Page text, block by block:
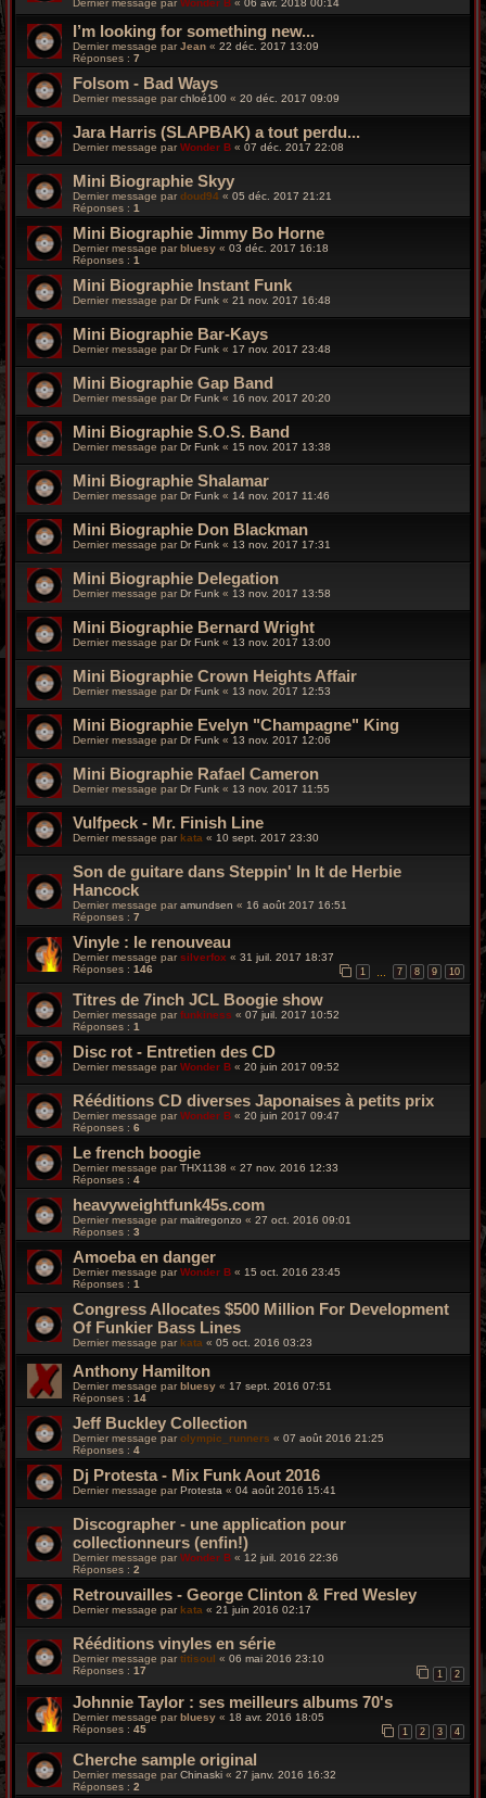
Dernier message par Wonder B « 06 avr. 2018 00:14
I’m looking for something new...
Dernier message parJean « 22 déc. 2017 13:09
Réponses : 7
Folsom - Bad Ways
Dernier message par chloé100 « 20 déc. 2017 09:09
Jara Harris (SLAPBAK) a tout perdu...
Dernier message parWonder B « 07 déc. 2017 22:08
Mini Biographie Skyy
Dernier message par doud94 « 05 déc. 2017 21:21
Réponses : 1
Mini Biographie Jimmy Bo Horne
Dernier message parbluesy « 03 déc. 2017 16:18
Réponses : 1
Mini Biographie Instant Funk
Dernier message par Dr Funk « 21 nov. 2017 16:48
Mini Biographie Bar-Kays
Dernier message parDr Funk « 17 nov. 2017 23:48
Mini Biographie Gap Band
Dernier message par Dr Funk « 16 nov. 2017 20:20
Mini Biographie S.O.S. Band
Dernier message parDr Funk « 15 nov. 2017 13:38
Mini Biographie Shalamar
Dernier message par Dr Funk « 14 nov. 2017 11:46
Mini Biographie Don Blackman
Dernier message parDr Funk « 13 nov. 2017 17:31
Mini Biographie Delegation
Dernier message par Dr Funk « 13 nov. 2017 13:58
Mini Biographie Bernard Wright
Dernier message parDr Funk « 13 nov. 2017 13:00
Mini Biographie Crown Heights Affair
Dernier message par Dr Funk « 13 nov. 2017 12:53
Mini Biographie Evelyn "Champagne" King
Dernier message parDr Funk « 13 nov. 2017 12:06
Mini Biographie Rafael Cameron
Dernier message par Dr Funk « 13 nov. 2017 11:55
Vulfpeck - Mr. Finish Line
Dernier message parkata « 10 sept. 2017 23:30
Son de guitare dans Steppin' In It de Herbie
Hancock
Dernier message par amundsen « 16 août 2017 16:51
Réponses : 7
Vinyle : le renouveau
Dernier message parsilverfox « 31 juil. 2017 18:37
Réponses : 146 1 7 8 9 10
Titres de 7inch JCL Boogie show
Dernier message par funkiness « 07 juil. 2017 10:52
Réponses : 1
Disc rot - Entretien des CD
Dernier message parWonder B « 20 juin 2017 09:52
Rééditions CD diverses Japonaises à petits prix
Dernier message par Wonder B « 20 juin 2017 09:47
Réponses : 6
Le french boogie
Dernier message parTHX1138 « 27 nov. 2016 12:33
Réponses : 4
heavyweightfunk45s.com
Dernier message par maitregonzo « 27 oct. 2016 09:01
Réponses : 3
Amoeba en danger
Dernier message parWonder B « 15 oct. 2016 23:45
Réponses : 1
Congress Allocates $500 Million For Development
Of Funkier Bass Lines
Dernier message par kata « 05 oct. 2016 03:23
Anthony Hamilton
Dernier message parbluesy « 17 sept. 2016 07:51
Réponses : 14
Jeff Buckley Collection
Dernier message par olympic_runners « 07 août 2016 21:25
Réponses : 4
Dj Protesta - Mix Funk Aout 2016
Dernier message parProtesta « 04 août 2016 15:41
Discographer - une application pour
collectionneurs (enfin!)
Dernier message par Wonder B « 12 juil. 2016 22:36
Réponses : 2
Retrouvailles - George Clinton & Fred Wesley
Dernier message parkata « 21 juin 2016 02:17
Rééditions vinyles en série
Dernier message par titisoul « 06 mai 2016 23:10
Réponses : 17 1 2
Johnnie Taylor : ses meilleurs albums 70's
Dernier message parbluesy « 18 avr. 2016 18:05
Réponses : 45 1 2 3 4
Cherche sample original
Dernier message par Chinaski « 27 janv. 2016 16:32
Réponses : 2